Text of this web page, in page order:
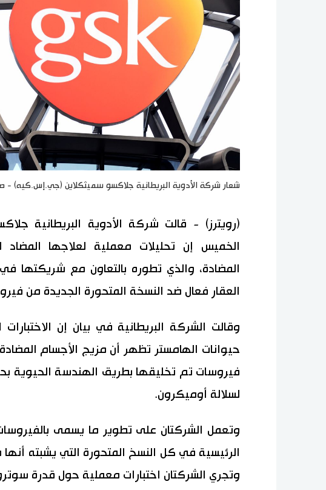
شعار شركة الأدوية البريطانية جلاكسو سميثكلاين (جي.إس.كيه) -
(رويترز) - قالت شركة الأدوية البريطانية
المضادة، والذي تطوره بالتعاون مع شريكتها
العقار فعال ضد النسخة المتحورة الجديدة من
وقالت الشركة البريطانية في بيان إن
حيوانات الهامستر تظهر أن مزيج الأجسام
فيروسات تم تخليقها بطريق الهندسة الحيوية
لسلالة أوميكرون.
وتعمل الشركتان على تطوير ما يسمى
الرئيسية في كل النسخ المتحورة التي يشبته
وتجري الشركتان اختبارات معملية حول قدرة